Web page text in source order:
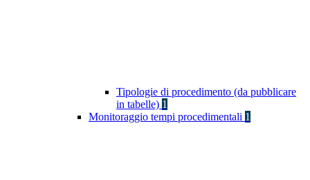
Tipologie di procedimento (da pubblicare
in tabelle) 1
Monitoraggio tempi procedimentali 1